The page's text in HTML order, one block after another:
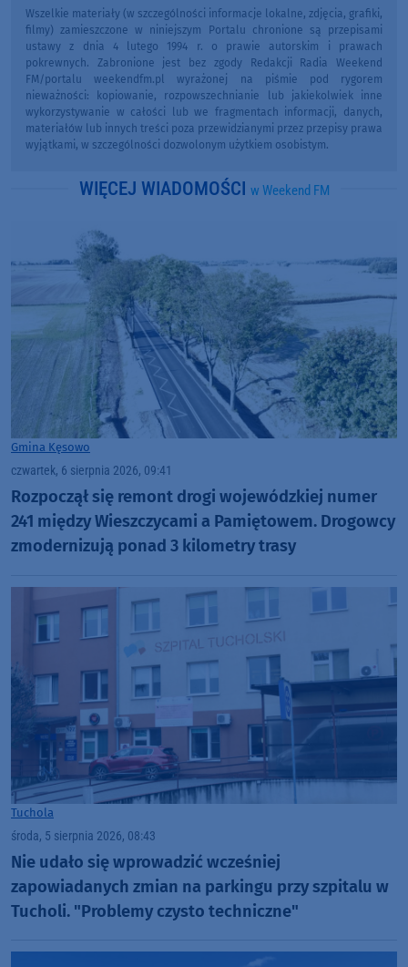
Wszelkie materiały (w szczególności informacje lokalne, zdjęcia, grafiki,
filmy) zamieszczone w niniejszym Portalu chronione są przepisami
ustawy z dnia 4 lutego 1994 r. o prawie autorskim i prawach
pokrewnych. Zabronione jest bez zgody Redakcji Radia Weekend
FM/portalu weekendfm.pl wyrażonej na piśmie pod rygorem
nieważności: kopiowanie, rozpowszechnianie lub jakiekolwiek inne
wykorzystywanie w całości lub we fragmentach informacji, danych,
materiałów lub innych treści poza przewidzianymi przez przepisy prawa
wyjątkami, w szczególności dozwolonym użytkiem osobistym.
WIĘCEJ WIADOMOŚCI w Weekend FM
Gmina Kęsowo
czwartek, 6 sierpnia 2026, 09:41
Rozpoczął się remont drogi wojewódzkiej numer
241 między Wieszczycami a Pamiętowem. Drogowcy
zmodernizują ponad 3 kilometry trasy
Tuchola
środa, 5 sierpnia 2026, 08:43
Nie udało się wprowadzić wcześniej
zapowiadanych zmian na parkingu przy szpitalu w
Tucholi. "Problemy czysto techniczne"